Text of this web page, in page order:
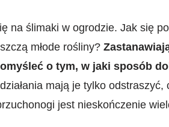
na ślimaki w ogrodzie. Jak się
młode rośliny?
o tym, w jaki sposób
mają je tylko odstraszyć,
jest nieskończenie